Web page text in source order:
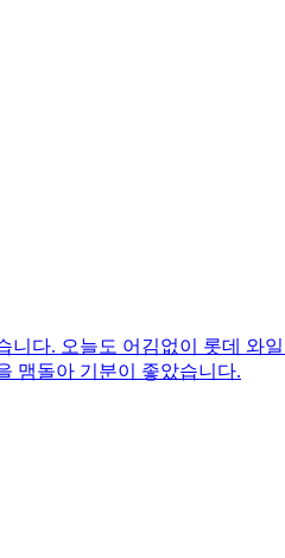
다. 오늘도 어김없이 롯데
맴돌아 기분이 좋았습니다.